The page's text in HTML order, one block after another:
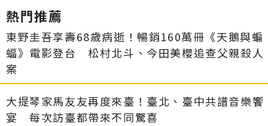
熱門推薦
東野圭吾享壽68歲病逝！暢銷160萬冊《天鵝與蝙
蝠》電影登台 松村北斗、今田美櫻追查父親殺人
案
大提琴家馬友友再度來臺！臺北、臺中共譜音樂饗
宴 每次訪臺都帶來不同驚喜